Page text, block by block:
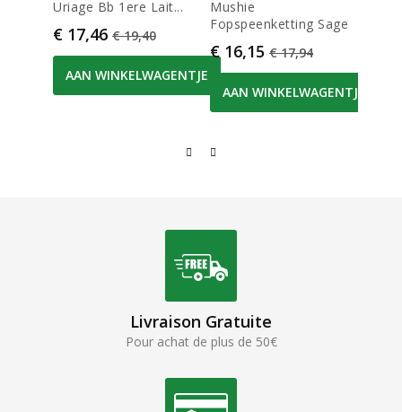
Uriage Bb 1ere Lait...
Prijs
€ 17,46 Normale prijs
€ 19,40
AAN WINKELWAGENTJE
Mushie
Fopspeenketting Sage
Prijs
€ 16,15 Normale prijs
€ 17,94
AAN WINKELWAGENTJE
Livraison Gratuite
Pour achat de plus de 50€